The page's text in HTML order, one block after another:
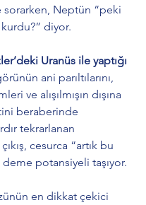
sorarken, Neptün “peki
diyor.
Uranüs ile yaptığı
ani parıltılarını,
ve alışılmışın dışına
beraberinde
tekrarlanan
cesurca “artık bu
potansiyeli taşıyor.
en dikkat çekici